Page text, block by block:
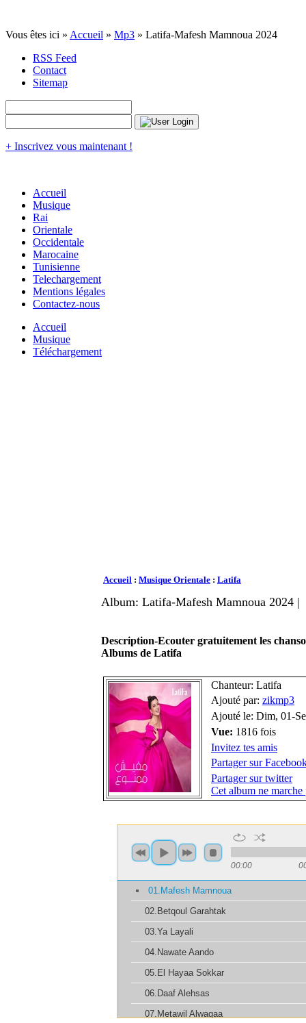
Vous êtes ici » Accueil » Mp3 » Latifa-Mafesh Mamnoua 2024
RSS Feed
Contact
Sitemap
+ Inscrivez vous maintenant !
Accueil
Musique
Rai
Orientale
Occidentale
Marocaine
Tunisienne
Telechargement
Mentions légales
Contactez-nous
Accueil
Musique
Téléchargement
Accueil : Musique Orientale : Latifa
Album: Latifa-Mafesh Mamnoua 2024 |
Description-Ecouter gratuitement les
Albums de Latifa
Chanteur: Latifa
Ajouté par: zikmp3
Ajouté le: Dim, 01-
Vue: 1816 fois
Invitez tes amis
Partager sur
Partager sur twitter
Cet album ne marche